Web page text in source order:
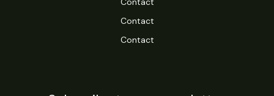
Contact
Contact